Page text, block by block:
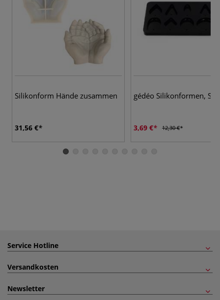
Silikonform Hände zusammen
31,56 €
gédéo Silikonformen,
3,69 € 12,30 €
Service Hotline
Versandkosten
Newsletter